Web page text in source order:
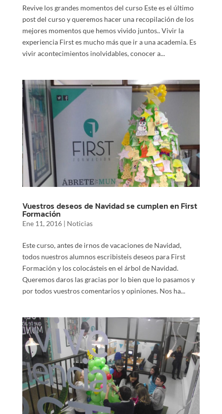
Revive los grandes momentos del curso Este es el último
post del curso y queremos hacer una recopilación de los
mejores momentos que hemos vivido juntos.. Vivir la
experiencia First es mucho más que ir a una academia. Es
vivir acontecimientos inolvidables, conocer a...
Vuestros deseos de Navidad se cumplen en First
Formación
Ene 11, 2016| Noticias
Este curso, antes de irnos de vacaciones de Navidad,
todos nuestros alumnos escribisteis deseos para First
Formación y los colocásteis en el árbol de Navidad.
Queremos daros las gracias por lo bien que lo pasamos y
por todos vuestros comentarios y opiniones. Nos ha...